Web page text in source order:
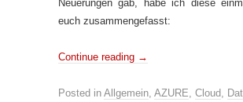
Neuerungen gab, habe ich diese
euch zusammengefasst:
Continue reading →
Posted in Allgemein, AZURE, Cloud,